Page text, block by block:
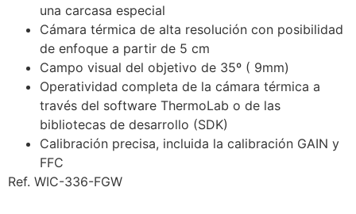
una carcasa especial
Cámara térmica de alta resolución con posibilidad
de enfoque a partir de 5 cm
Campo visual del objetivo de 35º ( 9mm)
Operatividad completa de la cámara térmica a
través del software ThermoLab o de las
bibliotecas de desarrollo (SDK)
Calibración precisa, incluida la calibración GAIN y
FFC
Ref. WIC-336-FGW